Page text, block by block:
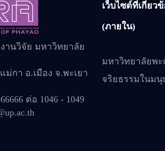
านวิจัย มหาวิทยาลัย
ม่กา อ.เมือง จ.พะเยา
ต่อ 1046 - 1049
เว็บไซต์ที่เกี่ยว
(ภายใน)
มหาวิทยาลัยพะ
จริยธรรมในมนุ